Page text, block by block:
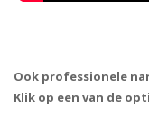
Ook professionele
Klik op een van de